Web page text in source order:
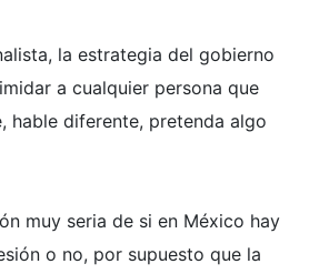
la estrategia del gobierno
a cualquier persona que
hable diferente, pretenda algo
muy seria de si en México hay
o no, por supuesto que la